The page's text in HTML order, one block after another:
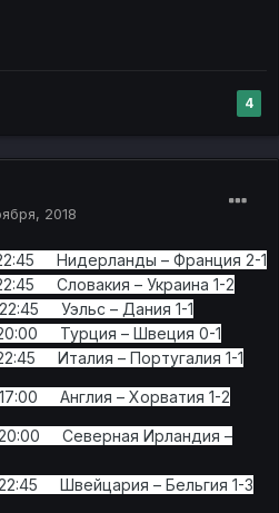
4
2018
22:45 Нидерланды – Франция 2-1
22:45 Словакия – Украина 1-2
22:45 Уэльс – Дания 1-1
20:00 Турция – Швеция 0-1
22:45 Италия – Португалия 1-1
17:00 Англия – Хорватия 1-2
20:00 Северная Ирландия –
22:45 Швейцария – Бельгия 1-3